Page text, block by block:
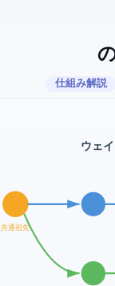
Git
仕組み解説
Git
共通祖先